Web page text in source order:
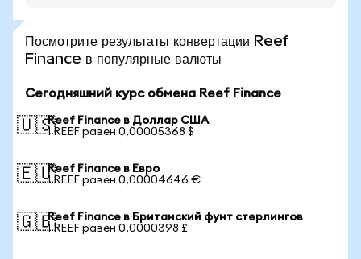
Посмотрите результаты конвертации Reef
Finance в популярные валюты
Сегодняшний курс обмена Reef Finance
🇺🇸Reef Finance в Доллар США
1 REEF равен 0,00005368 $
🇪🇺Reef Finance в Евро
1 REEF равен 0,00004646 €
🇬🇧Reef Finance в Британский фунт стерлингов
1 REEF равен 0,0000398 £